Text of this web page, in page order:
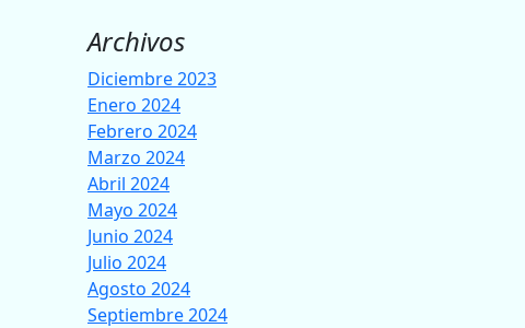
Archivos
Diciembre 2023
Enero 2024
Febrero 2024
Marzo 2024
Abril 2024
Mayo 2024
Junio 2024
Julio 2024
Agosto 2024
Septiembre 2024